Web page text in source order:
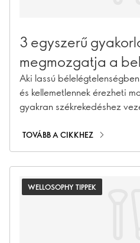
3 egyszerű
megmozgatja a
Aki lassú
és kellemetlennek érezheti
gyakran székrekedéshez
megmozgasd a
TOVÁBB A CIKKHEZ
WELLOSOPHY TIPPEK